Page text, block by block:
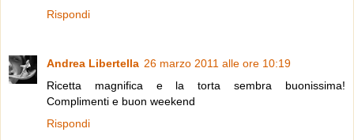
Rispondi
Andrea Libertella 26 marzo 2011 alle ore 10:19
Ricetta magnifica e la torta sembra buonissima!
Complimenti e buon weekend
Rispondi